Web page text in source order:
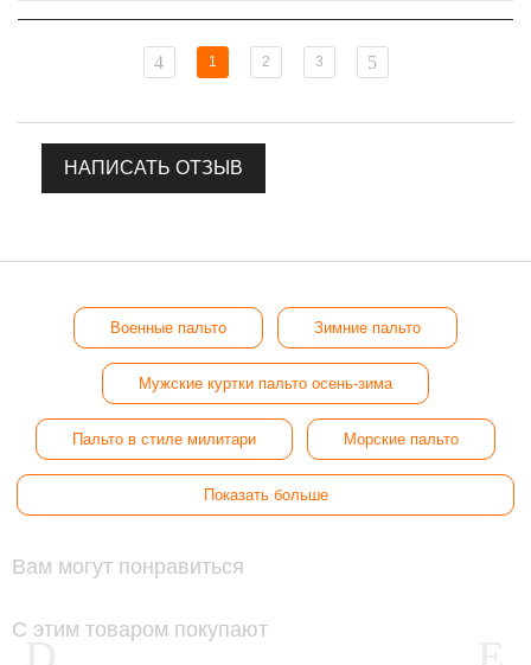
1 2 3
НАПИСАТЬ ОТЗЫВ
Военные пальто Зимние пальто
Мужские куртки пальто осень-зима
Пальто в стиле милитари Морские пальто
Показать больше
Вам могут понравиться
С этим товаром покупают